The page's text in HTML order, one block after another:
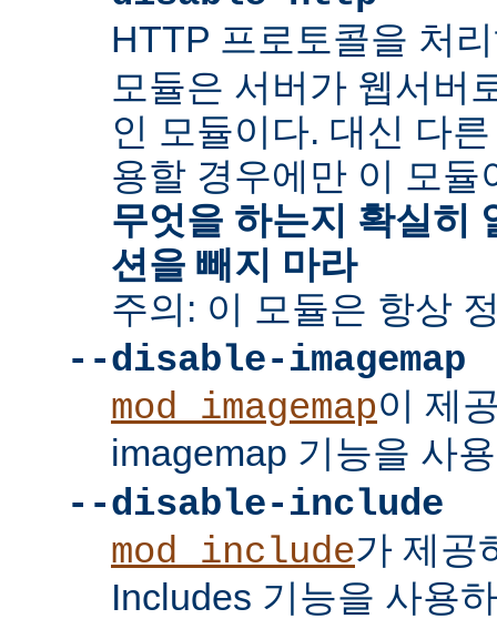
HTTP 프로토콜을 처
모듈은 서버가 웹서버
인 모듈이다. 대신 다
용할 경우에만 이 모
무엇을 하는지 확실히
션을 빼지 마라
주의: 이 모듈은 항상
--disable-imagemap
mod_imagemap이 제
imagemap 기능을 사
--disable-include
mod_include가 제공
Includes 기능을 사용